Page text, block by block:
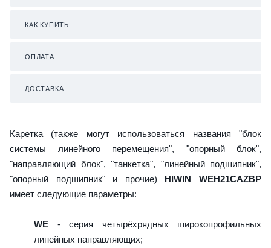
КАК КУПИТЬ
ОПЛАТА
ДОСТАВКА
Каретка (также могут использоваться названия "блок
системы линейного перемещения", "опорный блок",
"направляющий блок", "танкетка", "линейный подшипник",
"опорный подшипник" и прочие) HIWIN WEH21CAZBP
имеет следующие параметры:
WE - серия четырёхрядных широкопрофильных
линейных направляющих;